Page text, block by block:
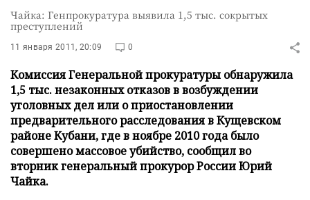
Чайка: Генпрокуратура выявила 1,5 тыс. сокрытых
преступлений
11 января 2011, 20:09 0
Комиссия Генеральной прокуратуры обнаружила
1,5 тыс. незаконных отказов в возбуждении
уголовных дел или о приостановлении
предварительного расследования в Кущевском
районе Кубани, где в ноябре 2010 года было
совершено массовое убийство, сообщил во
вторник генеральный прокурор России Юрий
Чайка.